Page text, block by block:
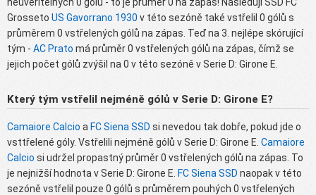
Grosseto US Gavorrano 1930 v této sezóně také vstřelil 0 gólů s
průměrem 0 vstřelených gólů na zápas. Teď na 3. nejlépe skórující
tým - AC Prato má průměr 0 vstřelených gólů na zápas, čímž se
jejich počet gólů zvýšil na 0 v této sezóně v Serie D: Girone E.
Který tým vstřelil nejméně gólů v Serie D: Girone E?
Camaiore Calcio a FC Siena SSD si nevedou tak dobře, pokud jde o
vsttřelené góly. Vstřelili nejméně gólů v Serie D: Girone E. Camaiore
Calcio si udržel propastný průměr 0 vstřelených gólů na zápas. To
je nejnižší hodnota v Serie D: Girone E. FC Siena SSD naopak v této
sezóně vstřelil pouze 0 gólů s průměrem pouhých 0 vstřelených